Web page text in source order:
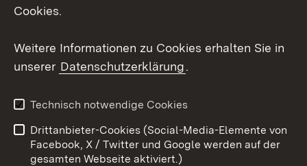
Youtube
Kontakt
Datenschutz
Barrierefreiheit
Impressum Cookies
Cookies.
Weitere Informationen zu Cookies erhalten Sie in
unserer Datenschutzerklärung.
Technisch notwendige Cookies
Drittanbieter-Cookies (Social-Media-Elemente von
Facebook, X / Twitter und Google werden auf der
gesamten Webseite aktiviert.)